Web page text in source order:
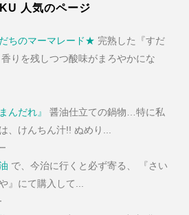
人気のページ
ちのマーマレード★ 完熟した『すだ
りを残しつつ酸味がまろやかにな
んだれ』
醤油仕立ての鍋物…特に私
、けんちん汁!! ぬめり...
で、今治に行くと必ず寄る、 『さい
』にて購入して...